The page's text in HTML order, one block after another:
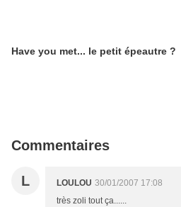
Have you met... le petit épeautre ?
Commentaires
L LOULOU 30/01/2007 17:08
très zoli tout ça......